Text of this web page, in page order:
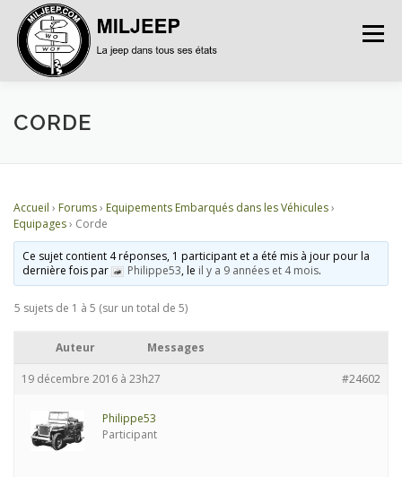
Menu
ACCUEIL
DOCUMENTATIONS FORUMS S’INSCRIRE
CONNEXION
CORDE
Accueil › Forums› Equipements Embarqués dans les Véhicules›
Equipages› Corde
Ce sujet contient 4 réponses, 1 participant et a été mis à jour pour la
dernière fois par
Philippe53, le il y a 9 années et 4 mois.
5 sujets de 1 à 5 (sur un total de 5)
Auteur Messages
19 décembre 2016 à 23h27 #24602
Philippe53
Participant